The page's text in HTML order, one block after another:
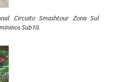
Circuito Smashtour Zona Sul
Sub10.